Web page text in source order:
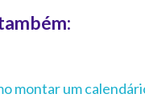
montar um